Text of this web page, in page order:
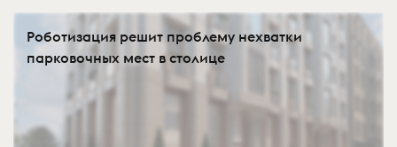
Роботизация решит проблему нехватки
парковочных мест в столице